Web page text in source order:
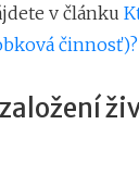
v článku
činnosť)?